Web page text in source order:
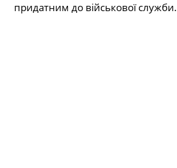
придатним до військової служби.